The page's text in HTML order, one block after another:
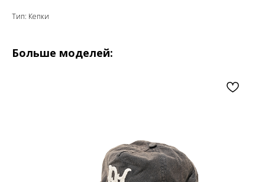
Тип: Кепки
Больше моделей: